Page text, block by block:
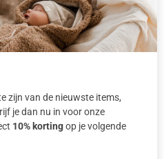
zijn van de nieuwste items,
je dan nu in voor onze
10% kortingop je volgende